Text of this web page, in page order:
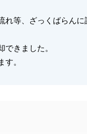
れ等、ざっくばらん
きました。
す。